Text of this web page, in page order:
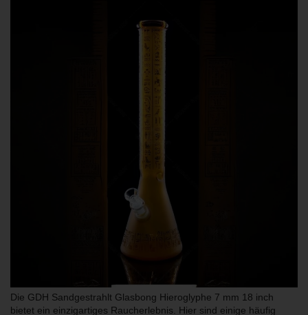
Die GDH Sandgestrahlt Glasbong Hieroglyphe 7 mm 18 inch
bietet ein einzigartiges Raucherlebnis. Hier sind einige häufig